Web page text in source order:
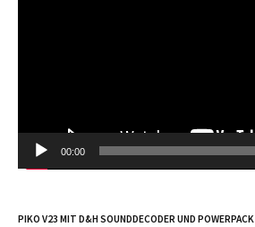
00:00
PIKO V23 MIT D&H SOUNDDECODER UND POWERPACK